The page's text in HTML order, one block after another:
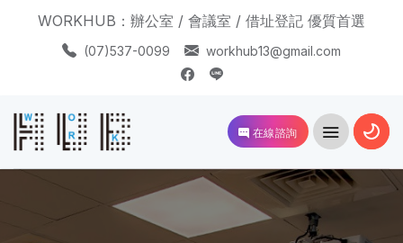
WORKHUB：辦公室 / 會議室 / 借址登記 優質首選
(07)537-0099 workhub13@gmail.com
在線諮詢